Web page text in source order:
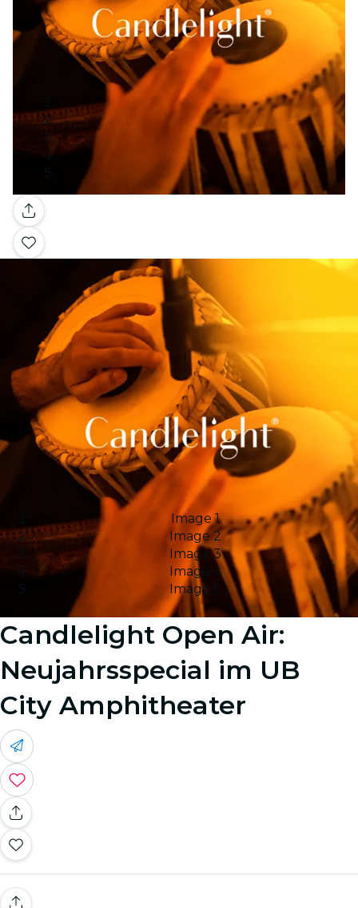
Galerie
Image 1
Image 2
Image 3
Image 4
Image 5
Candlelight Open Air:
Neujahrsspecial im UB
City Amphitheater